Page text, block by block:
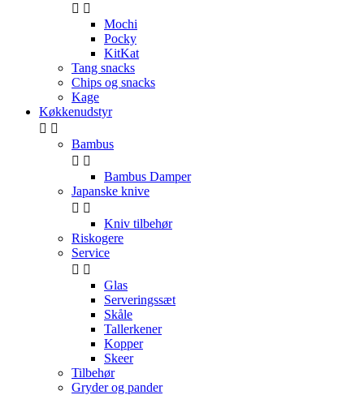
 
Mochi
Pocky
KitKat
Tang snacks
Chips og snacks
Kage
Køkkenudstyr
 
Bambus
 
Bambus Damper
Japanske knive
 
Kniv tilbehør
Riskogere
Service
 
Glas
Serveringssæt
Skåle
Tallerkener
Kopper
Skeer
Tilbehør
Gryder og pander